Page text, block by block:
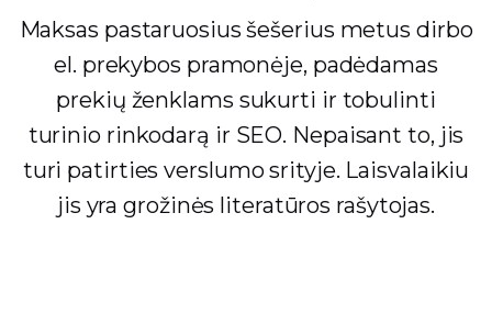
Maksas pastaruosius šešerius metus dirbo
el. prekybos pramonėje, padėdamas
prekių ženklams sukurti ir tobulinti
turinio rinkodarą ir SEO. Nepaisant to, jis
turi patirties verslumo srityje. Laisvalaikiu
jis yra grožinės literatūros rašytojas.